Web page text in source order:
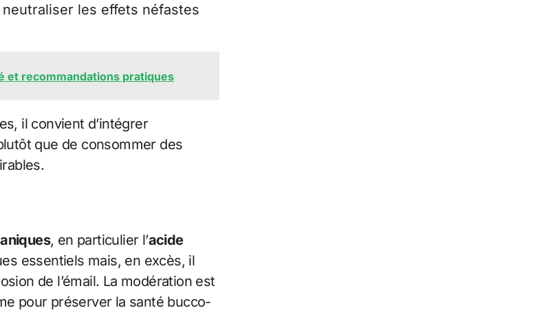
les effets néfastes
et recommandations pratiques
il convient d’intégrer
que de consommer des
, en particulier l’acide
essentiels mais, en excès, il
de l’émail. La modération est
pour préserver la santé bucco-